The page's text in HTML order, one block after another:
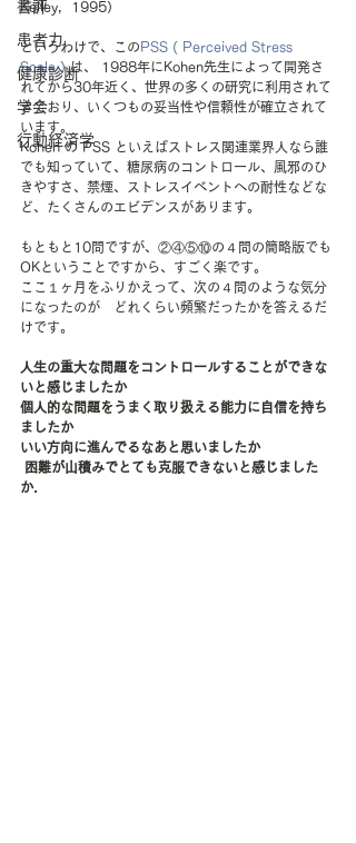
書評
患者力
健康診断
学会
行動経済学
Kelley，1995）
というわけで、この PSS ( Perceived Stress
Scale ) は、 1988年にKohen先生によって開発さ
れてから30年近く、世界の多くの研究に利用されて
きており、いくつもの妥当性や信頼性が確立されて
います。
Kohen の PSS といえばストレス関連業界人なら誰
でも知っていて、糖尿病のコントロール、風邪のひ
きやすさ、禁煙、ストレスイベントへの耐性などな
ど、たくさんのエビデンスがあります。
もともと10問ですが、②④⑤⑩の４問の簡略版でも
OKということですから、すごく楽です。
ここ１ヶ月をふりかえって、次の４問のような気分
になったのが　どれくらい頻繁だったかを答えるだ
けです。
人生の重大な問題をコントロールすることができな
いと感じましたか
個人的な問題をうまく取り扱える能力に自信を持ち
ましたか
いい方向に進んでるなあと思いましたか
か.